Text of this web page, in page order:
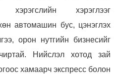
хэрэглээг
автомашин бус, цэнэглэх
орон нутгийн бизнесийг
Нийслэл хотод зай
хамаарч экспресс болон